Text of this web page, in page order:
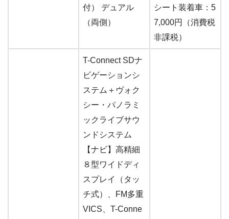
付） デュアル
（両側）
シート装着車：5
7,000円（消費税
非課税）
T-Connect SDナ
ビゲーションシ
ステム＋ヴォク
シー・パノラミ
ックライブサウ
ンドシステム
【ナビ】高精細
８型ワイドディ
スプレイ（タッ
チ式）、FM多重
VICS、T-Conne